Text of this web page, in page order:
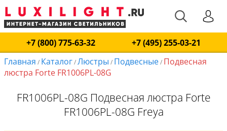
+7 (800) 775-63-32
+7 (495) 255-03-21
Главная / Каталог/Люстры / Подвесные/ Подвесная
люстра Forte FR1006PL-08G
FR1006PL-08G Подвесная люстра Forte
FR1006PL-08G Freya